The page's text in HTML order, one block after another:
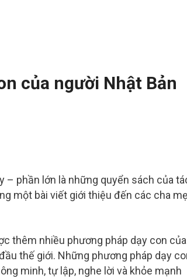
của người Nhật Bản
– phần lớn là những quyển sách của
một bài viết giới thiệu đến các cha
thêm nhiều phương pháp dạy con của
thế giới. Những phương pháp dạy
minh, tự lập, nghe lời và khỏe mạnh